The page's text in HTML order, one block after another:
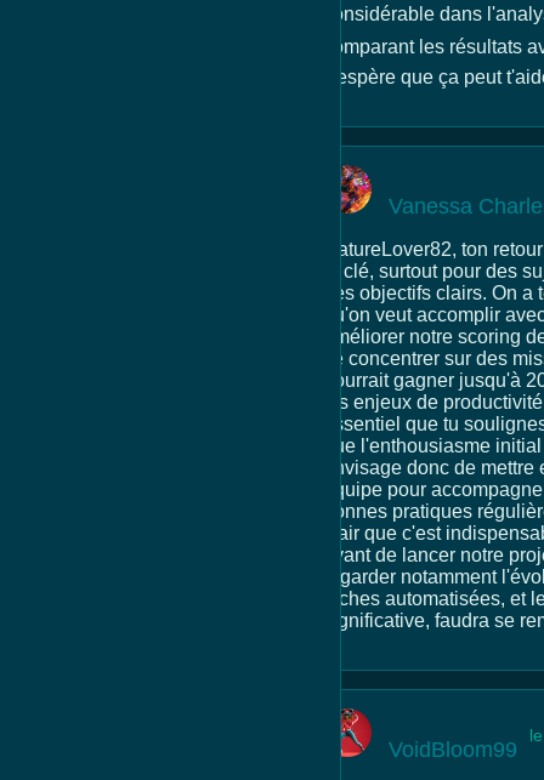
considérable dans
comparant les résultats
J'espère que ça peut
Vanessa
NatureLover82, ton
la clé, surtout pour des
des objectifs clairs. On
qu'on veut accomplir
améliorer notre scoring
se concentrer sur des
pourrait gagner jusqu'à
les enjeux de
essentiel que tu
que l'enthousiasme
envisage donc de
équipe pour
bonnes pratiques
clair que c'est
avant de lancer notre
regarder notamment
tâches automatisées, et
significative, faudra se
VoidBloom99